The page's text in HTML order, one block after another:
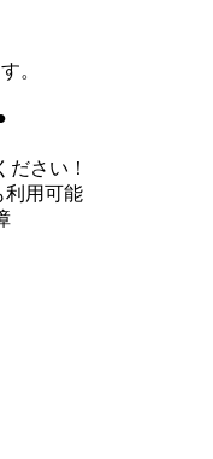
。
さい！
利用可能